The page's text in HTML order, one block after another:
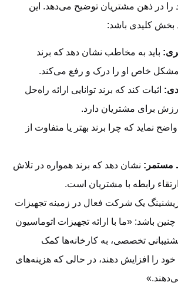
را در ذهن مشتریان توضیح می‌دهد. این
بخش کلیدی باشد:
باید به مخاطب نشان دهد که برند
مشکل خاص او را درک و رفع می‌کند.
اثبات کند که برند توانایی ارائه راه‌حل
برای مشتریان دارد.
واضح نماید که چرا برند بهتر یا متفاوت از
مستمر: نشان دهد که برند همواره در تلاش
رابطه با مشتریان است.
یک شرکت فعال در زمینه تجهیزات
باشد: «ما با ارائه تجهیزات اتوماسیون
تخصصی، به کارخانه‌ها کمک
را افزایش دهند، در حالی که هزینه‌های